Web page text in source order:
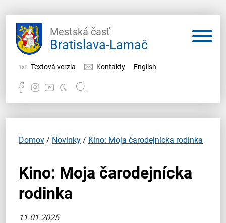
Mestská časť
Bratislava-Lamač
Textová verzia Kontakty English
Samospráva
Domov / Novinky / Kino: Moja čarodejnícka rodinka
Kino: Moja čarodejnícka
rodinka
11.01.2025